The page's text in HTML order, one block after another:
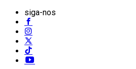
siga-nos